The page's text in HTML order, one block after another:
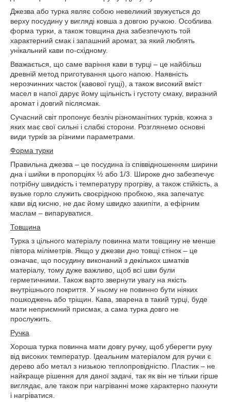
Джезва або турка являє собою невеликий звужується до
верху посудину у вигляді ковша з довгою ручкою. Особлива
форма турки, а також товщина дна забезпечують той
характерний смак і запашний аромат, за який люблять
унікальний кави по-східному.
Вважається, що саме варіння кави в турці – це найбільш
древній метод приготування цього напою. Наявність
нерозчинних часток (кавової гущі), а також високий вміст
масел в напої дарує йому щільність і густоту смаку, виразний
аромат і довгий післясмак.
Сучасний світ пропонує безліч різноманітних турків, кожна з
яких має свої сильні і слабкі сторони. Розглянемо основні
види турків за різними параметрами.
Форма турки
Правильна джезва – це посудина із співвідношенням ширини
дна і шийки в пропорціях ½ або 1/3. Широке дно забезпечує
потрібну швидкість і температуру прогріву, а також стійкість, а
вузьке горло служить своєрідною пробкою, яка запечатує
кави від кисню, не дає йому швидко закипіти, а ефірним
маслам – випаруватися.
Товщина
Турка з цільного матеріалу повинна мати товщину не менше
півтора міліметрів. Якщо у джезви дно товщі стінок – це
означає, що посудину виконаний з декількох шматків
матеріалу, тому дуже важливо, щоб всі шви були
герметичними. Також варто звернути увагу на якість
внутрішнього покриття. У ньому не повинно бути ніяких
пошкоджень або тріщин. Кава, зварена в такий турці, буде
мати неприємний присмак, а сама турка довго не
прослужить.
Ручка
Хороша турка повинна мати довгу ручку, щоб уберегти руку
від високих температур. Ідеальним матеріалом для ручки є
дерево або метал з низькою теплопровідністю. Пластик – не
найкраще рішення для даної задачі, так як він не тільки гірше
виглядає, але також при нагріванні може характерно пахнути
і нагріватися.